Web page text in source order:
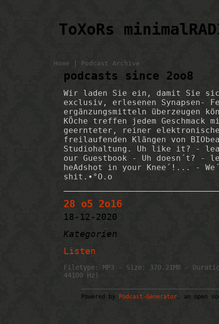
ToXoRs
Home Podcast Archive
podcasts since 2oo8
Wir laden Sie ein, damit Sie
exclusiv, erlesenen Synapsen-
ergänzungsmitteln überzeugen
KÖche treffen jedem Geschmack
geernteter, reiner
freilaufenden Klängen von
Studiohaltung. Uh like it? -
our Guestbook - Uh doesn´t? -
heAdshot in your Knee´!... -
shit.•°O.o
28 o5 2o16
18-12-2020
Kategorien
Listen
Filetype: MP3 - Size: 370.21MB -
44100 Hz)
Powered by Podcast-Generator , an open